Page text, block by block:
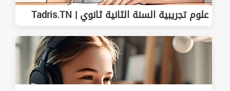
علوم تجريبية السنة الثانية ثانوي | Tadris.TN